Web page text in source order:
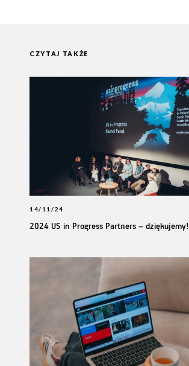
CZYTAJ TAKŻE
14/11/24
2024 US in Progress Partners – dziękujemy!